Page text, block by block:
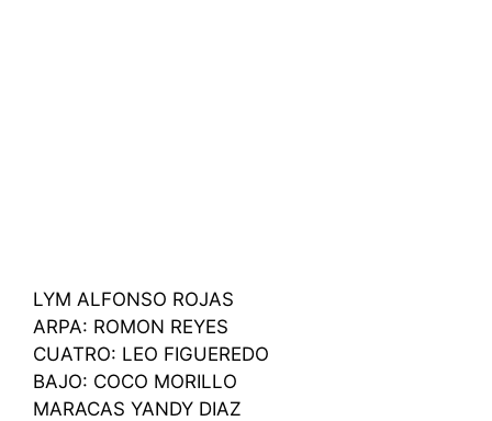
LYM ALFONSO ROJAS
ARPA: ROMON REYES
CUATRO: LEO FIGUEREDO
BAJO: COCO MORILLO
MARACAS YANDY DIAZ